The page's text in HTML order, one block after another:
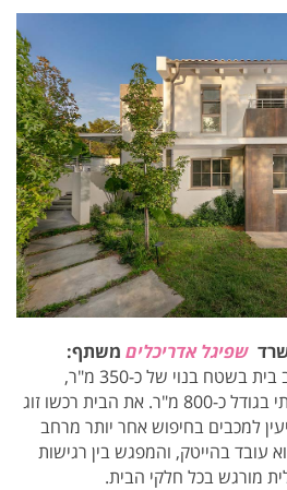
שפיגל אדריכלים משתף:
בשכונת מכבים הירוקה ניצב בית בשטח בנוי של כ-350 מ"ר,
הממוקם על מגרש לא שגרתי בגודל כ-800 מ"ר. את הבית רכשו זוג
למכבים בחיפוש אחר יותר מרחב
עובד בהייטק, והמפגש בין רגישות
מורגש בכל חלקי הבית.